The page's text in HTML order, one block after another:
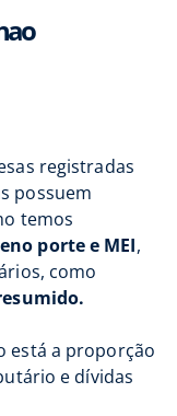
registradas
possuem
temos
porte e MEI,
como
está a proporção
e dívidas